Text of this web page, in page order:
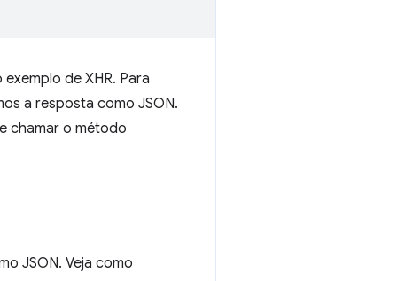
de XHR. Para
a resposta como JSON.
chamar o método
JSON. Veja como